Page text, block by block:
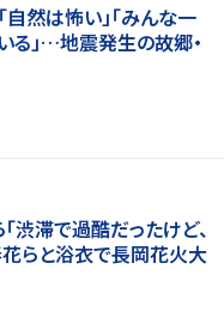
自然は怖い」「みんな一
る」…地震発生の故郷・
「渋滞で過酷だったけど、
らと浴衣で長岡花火大